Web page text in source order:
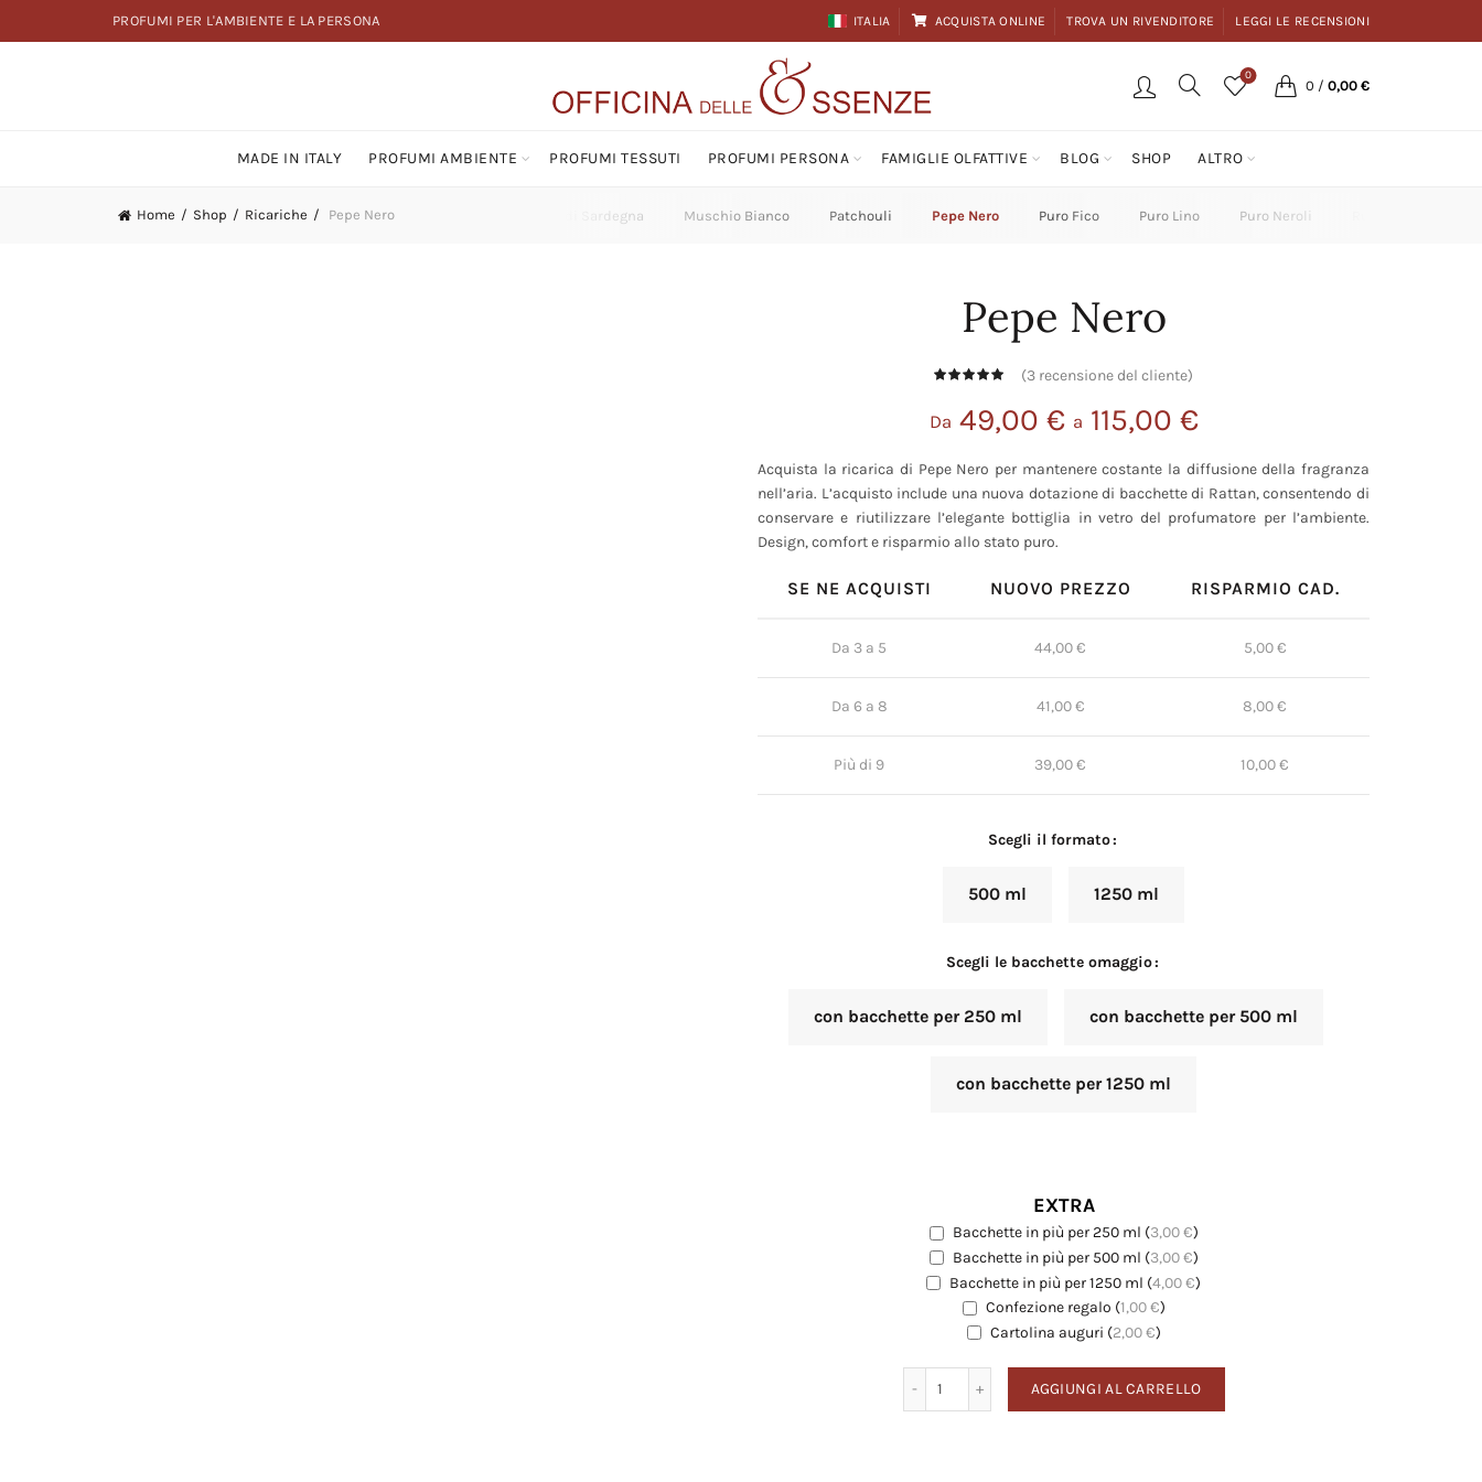
PROFUMI PER L'AMBIENTE E LA PERSONA ITALIA ACQUISTA ONLINE TROVA UN RIVENDITORE LEGGI LE RECENSIONI
0
0 / 0,00 €
MADE IN ITALY PROFUMI AMBIENTE PROFUMI TESSUTI PROFUMI PERSONA FAMIGLIE OLFATTIVE BLOG SHOP ALTRO
Home Shop Ricariche Pepe Nero
Legno di Rosa Lemon Lime Liquirizia Mirto di Sardegna Muschio Bianco Patchouli Pepe Nero Puro Fico Puro Lino Puro Neroli
Pepe Nero
(3 recensione del cliente)
Da 49,00 € a 115,00 €
Acquista la ricarica di Pepe Nero per mantenere costante la diffusione della fragranza
nell’aria. L’acquisto include una nuova dotazione di bacchette di Rattan, consentendo di
conservare e riutilizzare l’elegante bottiglia in vetro del profumatore per l’ambiente.
Design, comfort e risparmio allo stato puro.
SE NE ACQUISTI NUOVO PREZZO RISPARMIO CAD.
Da 3 a 5 44,00€ 5,00€
Da 6 a 8 41,00€ 8,00€
Più di 9 39,00€ 10,00€
Scegli il formato
500 ml 1250 ml
Scegli le bacchette omaggio
con bacchette per 250 ml con bacchette per 500 ml
con bacchette per 1250 ml
EXTRA
Bacchette in più per 250 ml (3,00€)
Bacchette in più per 500 ml (3,00€)
Bacchette in più per 1250 ml (4,00€)
Confezione regalo (1,00€)
Cartolina auguri (2,00€)
AGGIUNGI AL CARRELLO